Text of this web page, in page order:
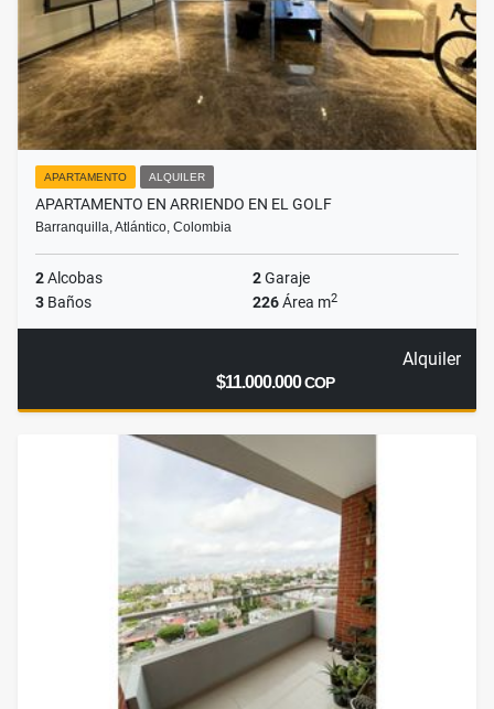
APARTAMENTO ALQUILER
APARTAMENTO EN ARRIENDO EN EL GOLF
Barranquilla, Atlántico, Colombia
2Alcobas 2Garaje
3 Baños 226Área m2
Alquiler
$11.000.000COP